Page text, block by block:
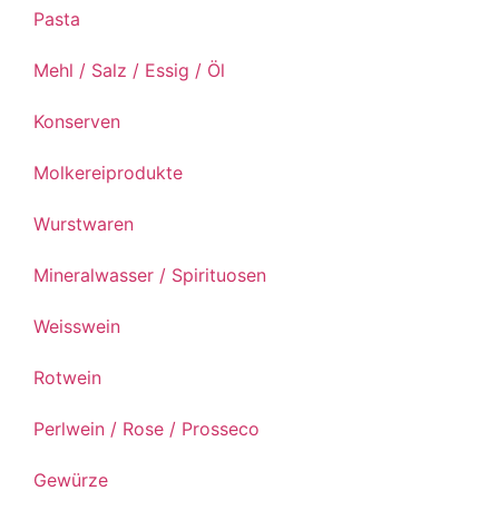
Pasta
Mehl / Salz / Essig / Öl
Konserven
Molkereiprodukte
Wurstwaren
Mineralwasser / Spirituosen
Weisswein
Rotwein
Perlwein / Rose / Prosseco
Gewürze